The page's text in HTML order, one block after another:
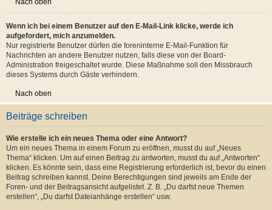
eines Ranges nicht direkt ändern, da sie von der Board-Administration
festgelegt wurden. Bitte schreibe keine sinnlosen Beiträge, nur um deinen
Rang zu erhöhen — die meisten Boards dulden dieses Verhalten nicht und ein
Moderator oder Administrator wird deinen Rang unter Umständen einfach
wieder zurücksetzen.
Nach oben
aufgefordert, mich anzumelden.
Nur registrierte Benutzer dürfen die foreninterne E-Mail-Funktion für
Nachrichten an andere Benutzer nutzen, falls diese von der Board-
Administration freigeschaltet wurde. Diese Maßnahme soll den Missbrauch
dieses Systems durch Gäste verhindern.
Nach oben
Beiträge schreiben
Wie erstelle ich ein neues Thema oder eine Antwort?